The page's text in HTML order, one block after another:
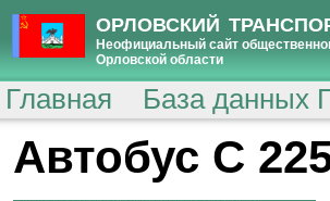
ОРЛОВСКИЙ
Неофициальный сайт
Орловской области
Главная База данных
Автобус С